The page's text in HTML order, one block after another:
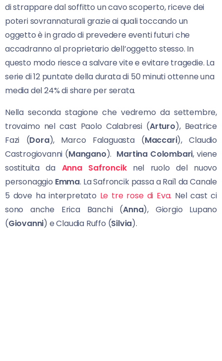
di strappare dal soffitto un cavo scoperto, riceve dei
poteri sovrannaturali grazie ai quali toccando un
oggetto è in grado di prevedere eventi futuri che
accadranno al proprietario dell’oggetto stesso. In
questo modo riesce a salvare vite e evitare tragedie. La
serie di 12 puntate della durata di 50 minuti ottenne una
media del 24% di share per serata.
Nella seconda stagione che vedremo da settembre,
trovaimo nel cast Paolo Calabresi (Arturo), Beatrice
Fazi (Dora), Marco Falaguasta (Maccari), Claudio
Castrogiovanni (Mangano). Martina Colombari, viene
sostituita da Anna Safroncik nel ruolo del nuovo
personaggio Emma. La Safroncik passa a Rai1 da Canale
5 dove ha interpretato Le tre rose di Eva. Nel cast ci
sono anche Erica Banchi (Anna), Giorgio Lupano
(Giovanni) e Claudia Ruffo (Silvia).